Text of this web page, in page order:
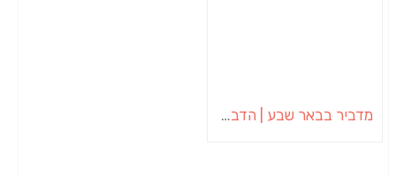
מדביר בבאר שבע | הדברה בבאר שבע | יוגב הדברות